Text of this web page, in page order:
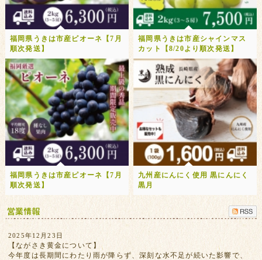
福岡県うきは市産ピオーネ【7月
順次発送】
福岡県うきは市産シャインマス
カット【8/20より順次発送】
福岡県うきは市産ピオーネ【7月
順次発送】
九州産にんにく使用 黒にんにく
黒月
2025年12月23日
【ながさき黄金について】
今年度は長期間にわたり雨が降らず、深刻な水不足が続いた影響で、